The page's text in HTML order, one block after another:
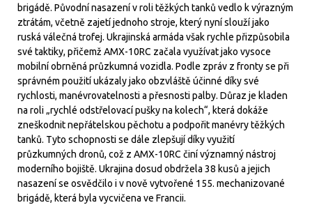
brigádě. Původní nasazení v roli těžkých tanků vedlo k výrazným
ztrátám, včetně zajetí jednoho stroje, který nyní slouží jako
ruská válečná trofej. Ukrajinská armáda však rychle přizpůsobila
své taktiky, přičemž AMX-10RC začala využívat jako vysoce
mobilní obrněná průzkumná vozidla. Podle zpráv z fronty se při
správném použití ukázaly jako obzvláště účinné díky své
rychlosti, manévrovatelnosti a přesnosti palby. Důraz je kladen
na roli „rychlé odstřelovací pušky na kolech“, která dokáže
zneškodnit nepřátelskou pěchotu a podpořit manévry těžkých
tanků. Tyto schopnosti se dále zlepšují díky využití
průzkumných dronů, což z AMX-10RC činí významný nástroj
moderního bojiště. Ukrajina dosud obdržela 38 kusů a jejich
nasazení se osvědčilo i v nově vytvořené 155. mechanizované
brigádě, která byla vycvičena ve Francii.